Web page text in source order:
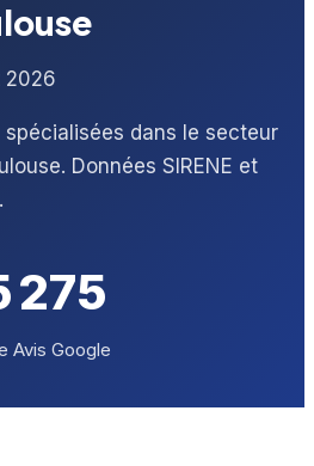
2026
dans le secteur
Données SIRENE et
275
Avis Google